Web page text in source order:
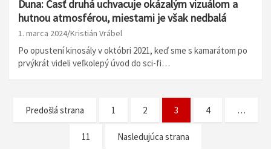
Duna: Časť druhá uchvacuje okázalým vizuálom a
hutnou atmosférou, miestami je však nedbalá
1. marca 2024 Kristián Vrábel
Po opustení kinosály v októbri 2021, keď sme s kamarátom po
prvýkrát videli veľkolepý úvod do sci-fi…
a
Predošlá strana 1 2 3 4 …
11 Nasledujúca strana